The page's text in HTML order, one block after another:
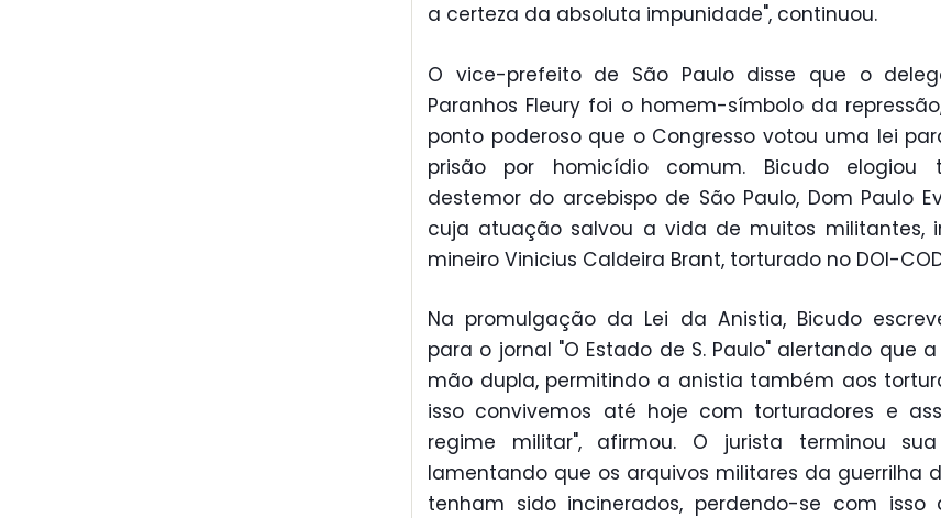
a certeza da absoluta impunidade", continuou.
O vice-prefeito de São Paulo disse que o
Paranhos Fleury foi o homem-símbolo da
ponto poderoso que o Congresso votou uma lei
prisão por homicídio comum. Bicudo elogiou
destemor do arcebispo de São Paulo, Dom Paulo
cuja atuação salvou a vida de muitos militantes,
mineiro Vinicius Caldeira Brant, torturado no DOI-
Na promulgação da Lei da Anistia, Bicudo
para o jornal "O Estado de S. Paulo" alertando que
mão dupla, permitindo a anistia também aos
isso convivemos até hoje com torturadores e
regime militar", afirmou. O jurista terminou sua
lamentando que os arquivos militares da guerrilha
tenham sido incinerados, perdendo-se com isso